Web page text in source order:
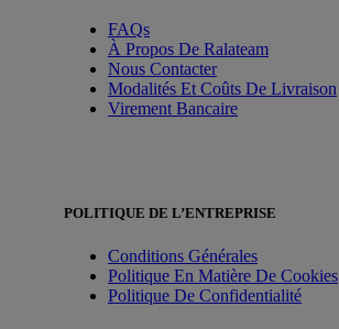
FAQs
À Propos De Ralateam
Nous Contacter
Modalités Et Coûts De Livraison
Virement Bancaire
POLITIQUE DE L’ENTREPRISE
Conditions Générales
Politique En Matière De Cookies
Politique De Confidentialité